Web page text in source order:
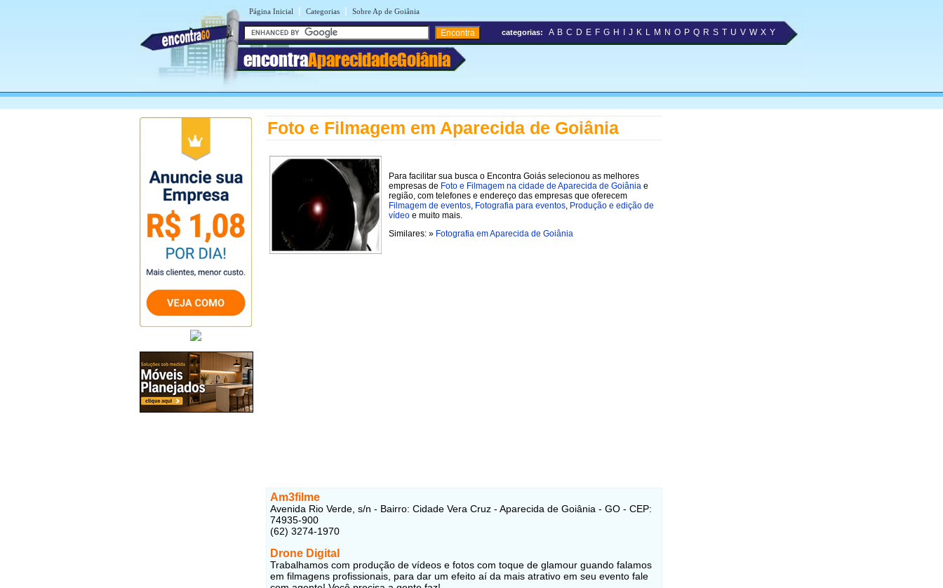
Página Inicial | Categorias | Sobre Ap de Goiânia
encontraAparecidadeGoiânia
categorias: A B C D E F G H J K L M N O P Q R S T U V W X Y
Foto e Filmagem em Aparecida de Goiânia
Para facilitar sua busca o Encontra Goiás selecionou as melhores
empresas de Foto e Filmagem na cidade de Aparecida de Goiânia e
região, com telefones e endereço das empresas que oferecem
Filmagem de eventos Fotografia para eventos Produção e edição de
vídeo e muito mais.
Similares: » Fotografia em Aparecida de Goiânia
Am3filme
Avenida Rio Verde, s/n - Bairro: Cidade Vera Cruz - Aparecida de Goiânia - GO - CEP:
74935-900
(62) 3274-1970
Drone Digital
Trabalhamos com produção de vídeos e fotos com toque de glamour guando falamos
em filmagens profissionais, para dar um efeito aí da mais atrativo em seu evento fale